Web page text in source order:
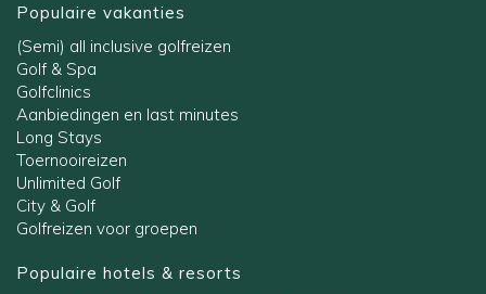
Populaire vakanties
(Semi) all inclusive golfreizen
Golf & Spa
Golfclinics
Aanbiedingen en last minutes
Long Stays
Toernooireizen
Unlimited Golf
City & Golf
Golfreizen voor groepen
Populaire hotels & resorts